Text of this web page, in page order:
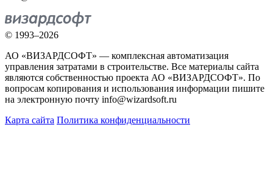
© 1993–2026
АО «ВИЗАРДСОФТ» — комплексная автоматизация
управления затратами в строительстве. Все материалы сайта
являются собственностью проекта АО «ВИЗАРДСОФТ». По
вопросам копирования и использования информации пишите
на электронную почту info@wizardsoft.ru
Карта сайта Политика конфиденциальности